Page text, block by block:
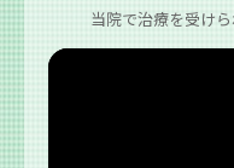
当院で治療を受け